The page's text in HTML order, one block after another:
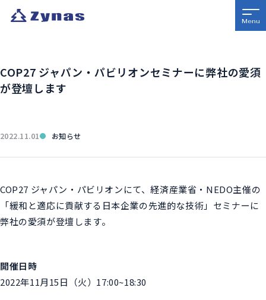
COP27 ジャパン・パビリオンセミナーに弊社の愛須
が登壇します
2022.11.01 お知らせ
COP27 ジャパン・パビリオンにて、経済産業省・NEDO主催の
「緩和と適応に貢献する日本企業の先進的な技術」セミナーに
弊社の愛須が登壇します。
開催日時
2022年11月15日（火）17:00~18:30